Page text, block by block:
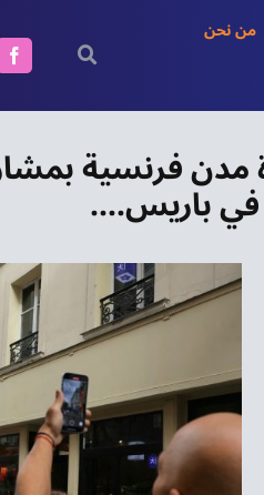
من نحن
في باريس….